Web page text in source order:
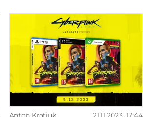
Anton Kratiuk 21.11.2023, 17:44